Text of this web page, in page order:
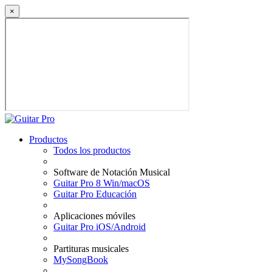
×
Productos
Todos los productos
Software de Notación Musical
Guitar Pro 8 Win/macOS
Guitar Pro Educación
Aplicaciones móviles
Guitar Pro iOS/Android
Partituras musicales
MySongBook